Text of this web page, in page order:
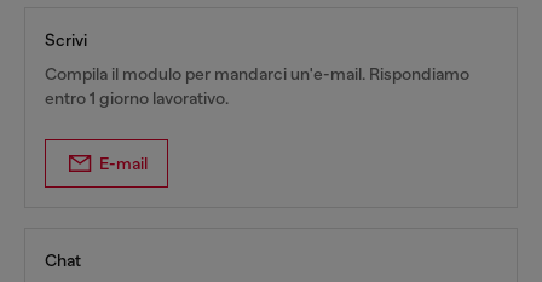
Scrivi
Compila il modulo per mandarci un'e-mail. Rispondiamo
entro 1 giorno lavorativo.
E-mail
Chat